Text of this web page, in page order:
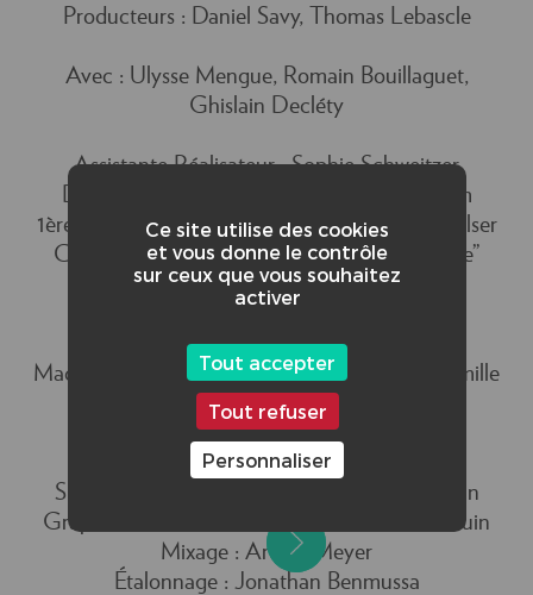
Producteurs : Daniel Savy, Thomas Lebascle
Avec : Ulysse Mengue, Romain Bouillaguet,
Ghislain Decléty
Assistante Réalisateur : Sophie Schweitzer
Directeur de la Photographie : Alan Le Cam
1ère Assistante Opérateur : Pauline Guyot-Walser
Chef Électricien : Guillaume Mandin “Guiche”
Électricien : Mathis Pereira
Chef Opérateur Son : Arthur Meyer
Maquillage & Coiffure : Mélanie Vergnole, Camille
Baugrand
Montage : Pierre Audouin
Superviseur & Artiste VFX : Mathieu De Brun
Graphisme : Bruno Delouzillière, Pierre Audouin
Mixage : Arthur Meyer
Étalonnage : Jonathan Benmussa
Ce site utilise des cookies
et vous donne le contrôle
sur ceux que vous souhaitez
activer
Tout accepter
Tout refuser
Personnaliser